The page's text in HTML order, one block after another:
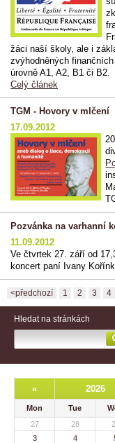
žáci naší školy, ale i
zvýhodněných
úrovně A1, A2, B1 či B2.
Celý článek
TGM - Hovory v mlčení
17.09.2012
Pozvánka na varhanní
11.09.2012
Ve čtvrtek 27. září od
koncert paní Ivany
<předchozí 1 2 3 4
Hledat na stránkách
« 2026
Mon Tue
27
28
3
4